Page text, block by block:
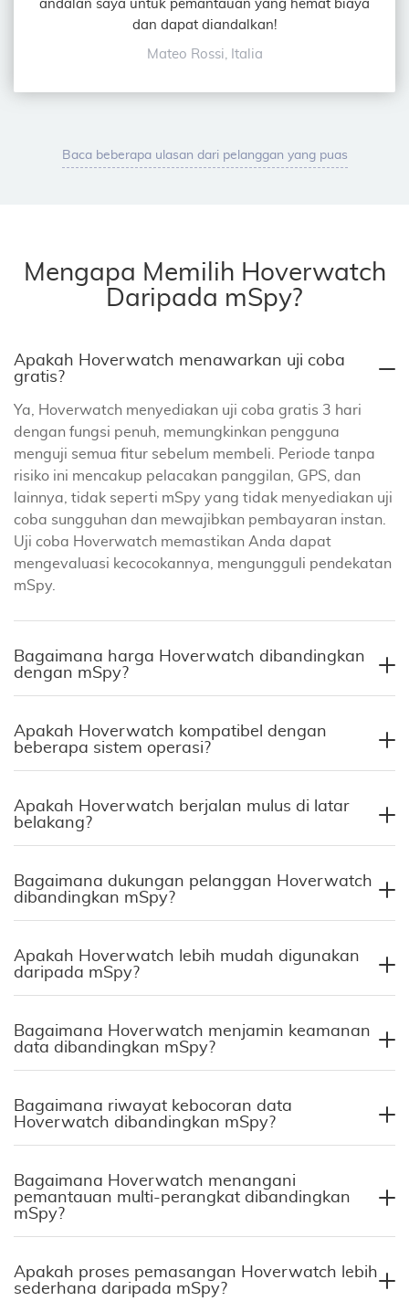
andalan saya untuk pemantauan yang hemat biaya
dan dapat diandalkan!
Mateo Rossi, Italia
Baca beberapa ulasan dari pelanggan yang puas
Mengapa Memilih Hoverwatch
Daripada mSpy?
Apakah Hoverwatch menawarkan uji coba
gratis?
Ya, Hoverwatch menyediakan uji coba gratis 3 hari
dengan fungsi penuh, memungkinkan pengguna
menguji semua fitur sebelum membeli. Periode tanpa
risiko ini mencakup pelacakan panggilan, GPS, dan
lainnya, tidak seperti mSpy yang tidak menyediakan uji
coba sungguhan dan mewajibkan pembayaran instan.
Uji coba Hoverwatch memastikan Anda dapat
mengevaluasi kecocokannya, mengungguli pendekatan
mSpy.
Bagaimana harga Hoverwatch dibandingkan
dengan mSpy?
Apakah Hoverwatch kompatibel dengan
beberapa sistem operasi?
Apakah Hoverwatch berjalan mulus di latar
belakang?
Bagaimana dukungan pelanggan Hoverwatch
dibandingkan mSpy?
Apakah Hoverwatch lebih mudah digunakan
daripada mSpy?
Bagaimana Hoverwatch menjamin keamanan
data dibandingkan mSpy?
Bagaimana riwayat kebocoran data
Hoverwatch dibandingkan mSpy?
Bagaimana Hoverwatch menangani
pemantauan multi-perangkat dibandingkan
mSpy?
Apakah proses pemasangan Hoverwatch lebih
sederhana daripada mSpy?